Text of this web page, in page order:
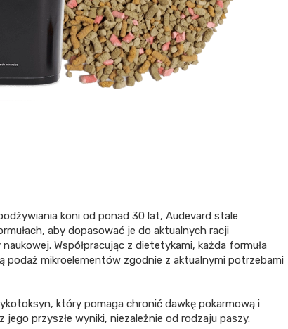
koni od ponad 30 lat, Audevard stale
aby dopasować je do aktualnych racji
Współpracując z dietetykami, każda formuła
podaż mikroelementów zgodnie z aktualnymi potrzebami
który pomaga chronić dawkę pokarmową i
przyszłe wyniki, niezależnie od rodzaju paszy.